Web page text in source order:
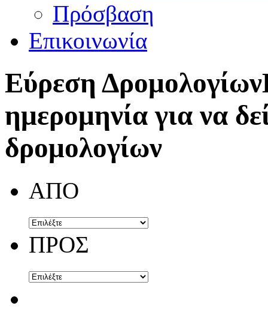
Πρόσβαση
Επικοινωνία
Εύρεση Δρομολογίων
ημερομηνία για να
δρομολογίων
ΑΠΟ
ΠΡΟΣ